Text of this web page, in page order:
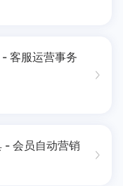
客服运营事务
- 会员自动营销